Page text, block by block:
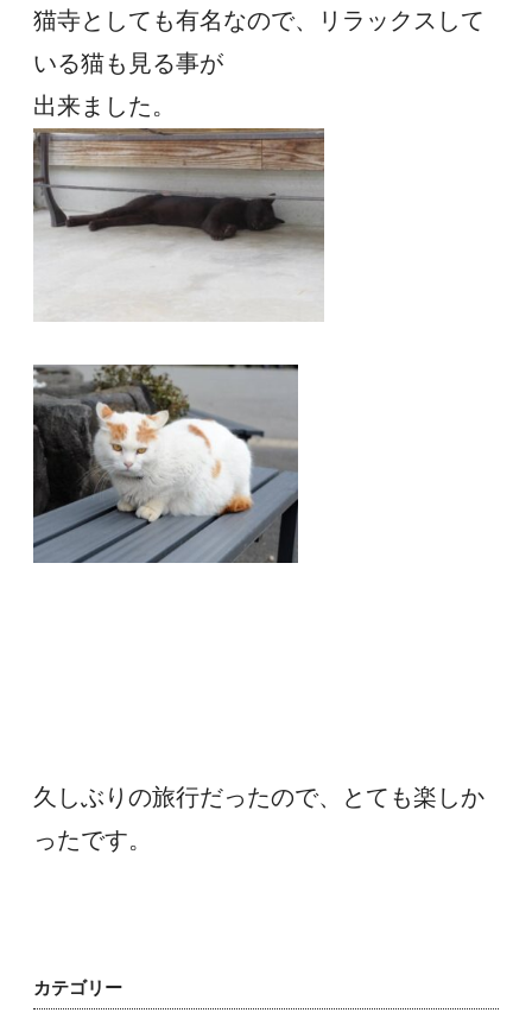
猫寺としても有名なので、リラックスして
いる猫も見る事が
出来ました。
久しぶりの旅行だったので、とても楽しか
ったです。
カテゴリー